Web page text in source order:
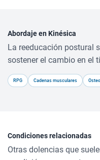
Abordaje en Kinésica
La reeducación postural
sostener el cambio en el
RPG Cadenas musculares
Condiciones relacionadas
Otras dolencias que